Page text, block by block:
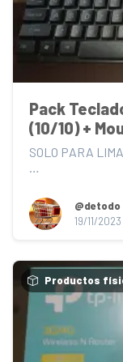
Pack
(10/10) +
(9/10)
SOLO PARA
@detodo
19/11/2023
Productos